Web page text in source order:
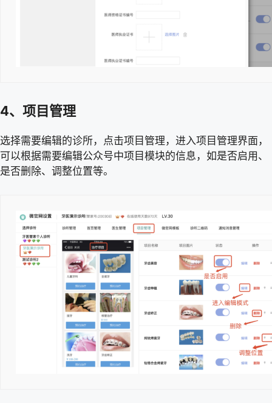
4、项目管理
选择需要编辑的诊所，点击项目管理，进入项目管理界面，
可以根据需要编辑公众号中项目模块的信息，如是否启用、
是否删除、调整位置等。